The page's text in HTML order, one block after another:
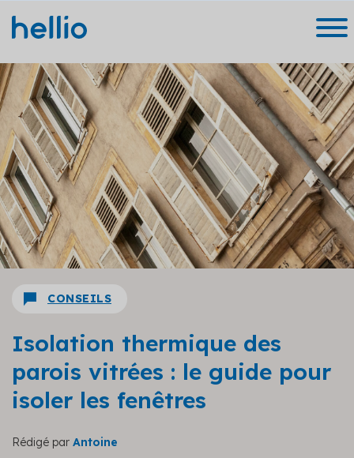
CONSEILS
Isolation thermique des
parois vitrées : le guide pour
isoler les fenêtres
Rédigé par Antoine